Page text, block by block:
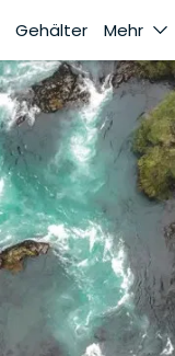
Gehälter Mehr